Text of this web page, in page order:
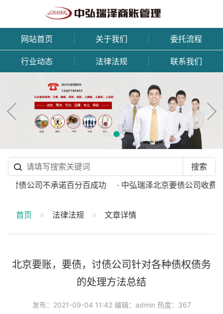
网站首页 关于我们 委托流程
行业动态 法律法规 联系我们
债公司不承诺百分百成功 · 中弘瑞泽北京要债公司收费标
首页 法律法规 文章详情
北京要账，要债，讨债公司针对各种债权债务
的处理方法总结
发布：2021-09-04 11:42 编辑：admin 热度：367